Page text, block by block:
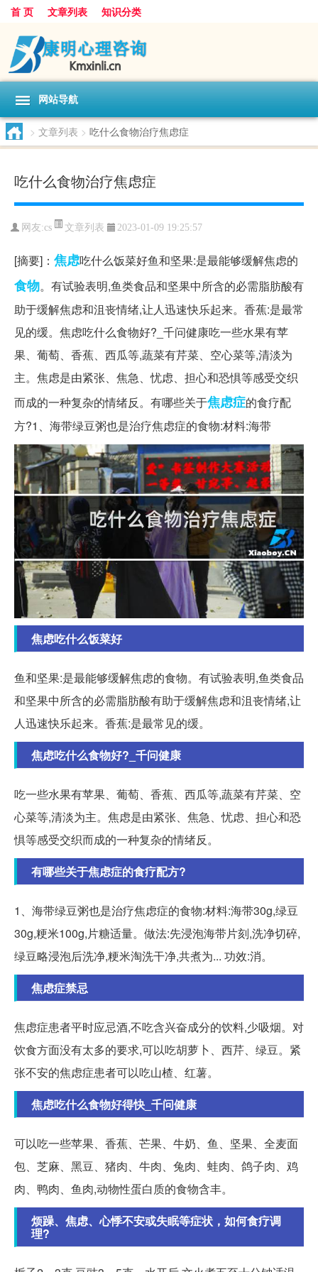
首 页 文章列表 知识分类
网站导航
> 文章列表 > 吃什么食物治疗焦虑症
吃什么食物治疗焦虑症
网友:cs 文章列表 2023-01-09 19:25:57
[摘要]： 焦虑吃什么饭菜好鱼和坚果:是最能够缓解焦虑的
食物。有试验表明,鱼类食品和坚果中所含的必需脂肪酸有
助于缓解焦虑和沮丧情绪,让人迅速快乐起来。香蕉:是最常
见的缓。焦虑吃什么食物好?_千问健康吃一些水果有苹
果、葡萄、香蕉、西瓜等,蔬菜有芹菜、空心菜等,清淡为
主。焦虑是由紧张、焦急、忧虑、担心和恐惧等感受交织
而成的一种复杂的情绪反。有哪些关于焦虑症的食疗配
方?1、海带绿豆粥也是治疗焦虑症的食物:材料:海带
焦虑吃什么饭菜好
鱼和坚果:是最能够缓解焦虑的食物。有试验表明,鱼类食品
和坚果中所含的必需脂肪酸有助于缓解焦虑和沮丧情绪,让
人迅速快乐起来。香蕉:是最常见的缓。
焦虑吃什么食物好?_千问健康
吃一些水果有苹果、葡萄、香蕉、西瓜等,蔬菜有芹菜、空
心菜等,清淡为主。焦虑是由紧张、焦急、忧虑、担心和恐
惧等感受交织而成的一种复杂的情绪反。
有哪些关于焦虑症的食疗配方?
1、海带绿豆粥也是治疗焦虑症的食物:材料:海带30g,绿豆
30g,粳米100g,片糖适量。做法:先浸泡海带片刻,洗净切碎,
绿豆略浸泡后洗净,粳米淘洗干净,共煮为... 功效:消。
焦虑症禁忌
焦虑症患者平时应忌酒,不吃含兴奋成分的饮料,少吸烟。对
饮食方面没有太多的要求,可以吃胡萝卜、西芹、绿豆。紧
张不安的焦虑症患者可以吃山楂、红薯。
焦虑吃什么食物好得快_千问健康
可以吃一些苹果、香蕉、芒果、牛奶、鱼、坚果、全麦面
包、芝麻、黑豆、猪肉、牛肉、兔肉、蛙肉、鸽子肉、鸡
肉、鸭肉、鱼肉,动物性蛋白质的食物含丰。
烦躁、焦虑、心悸不安或失眠等症状，如何食疗调
理?